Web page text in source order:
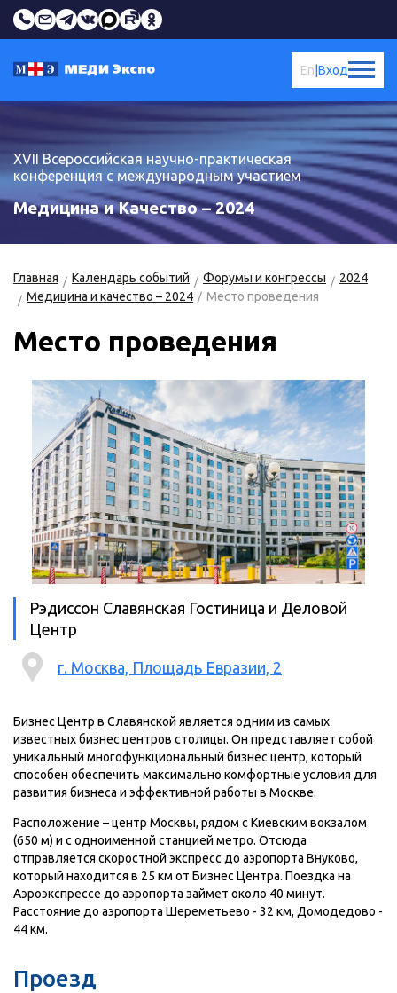
Вход
En
XVII Всероссийская научно-практическая
конференция с международным участием
Медицина и Качество – 2024
Главная Календарь событий Форумы и конгрессы
2024
Медицина и качество – 2024
Место проведения
Место проведения
Рэдиссон Славянская Гостиница и Деловой
Центр
г. Москва, Площадь Евразии, 2
Бизнес Центр в Славянской является одним из самых
известных бизнес центров столицы. Он представляет собой
уникальный многофункциональный бизнес центр, который
способен обеспечить максимально комфортные условия для
развития бизнеса и эффективной работы в Москве.
Расположение – центр Москвы, рядом с Киевским вокзалом
(650 м) и с одноименной станцией метро. Отсюда
отправляется скоростной экспресс до аэропорта Внуково,
который находится в 25 км от Бизнес Центра. Поездка на
Аэроэкспрессе до аэропорта займет около 40 минут.
Расстояние до аэропорта Шереметьево - 32 км, Домодедово -
44 км.
Проезд